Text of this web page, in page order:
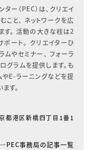
ー（PEC）は、クリエイ
こと、 ネットワークを広
す。 活動の大きな柱は2
ート。 クリエイターひ
やセミナー、 フォーラ
グラムを提供します。も
やE-ラーニングなどを提
す。
都港区新橋四丁目1番1
PEC事務局の記事一覧